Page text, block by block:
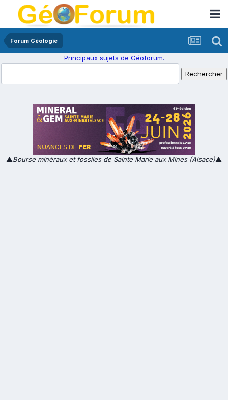
Forum Géologie
Principaux sujets de Géoforum.
▲Bourse minéraux et fossiles de Sainte Marie aux Mines (Alsace)▲